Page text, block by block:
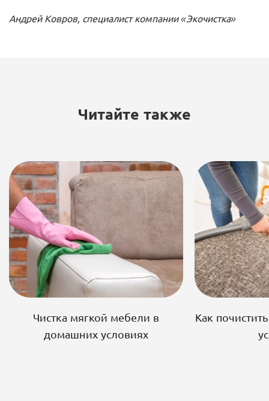
Андрей Ковров, специалист компании «Экочистка»
Читайте также
Чистка мягкой мебели в
домашних условиях
Как